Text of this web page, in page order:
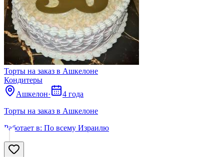
Торты на заказ в Ашкелоне
Кондитеры
Ашкелон·
4 года
Торты на заказ в Ашкелоне
Работает в: По всему Израилю